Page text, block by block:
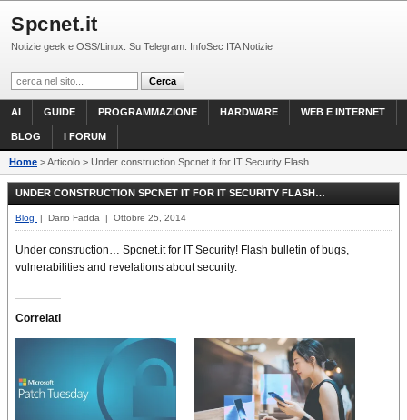
Spcnet.it
Notizie geek e OSS/Linux. Su Telegram: InfoSec ITA Notizie
AI GUIDE PROGRAMMAZIONE HARDWARE WEB E INTERNET
BLOG I FORUM
Home > Articolo > Under construction Spcnet it for IT Security Flash…
UNDER CONSTRUCTION SPCNET IT FOR IT SECURITY FLASH…
Blog | Dario Fadda | Ottobre 25, 2014
Under construction… Spcnet.it for IT Security! Flash bulletin of bugs,
vulnerabilities and revelations about security.
Correlati